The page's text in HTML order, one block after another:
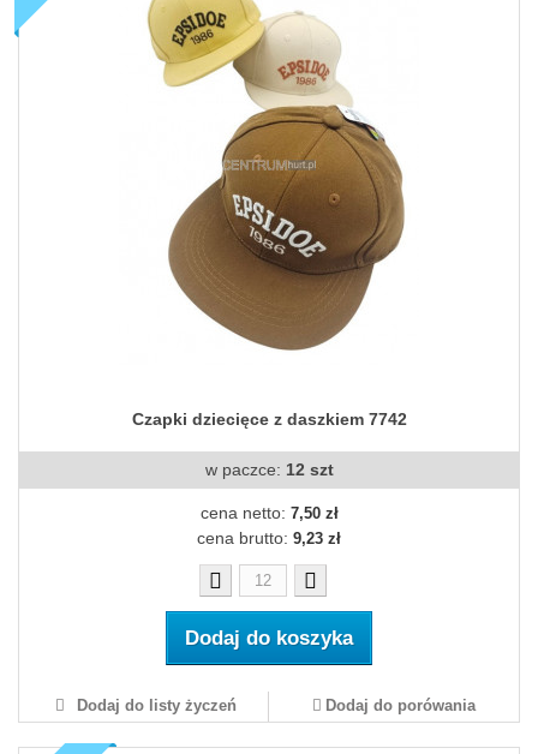
Czapki dziecięce z daszkiem 7742
w paczce: 12 szt
cena netto: 7,50 zł
cena brutto: 9,23 zł
Dodaj do koszyka
Dodaj do listy życzeń Dodaj do porówania